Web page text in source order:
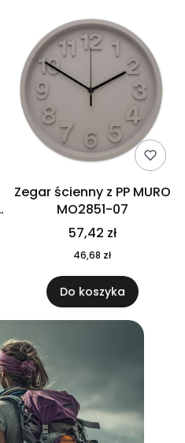
Zegar ścienny z PP MURO
MO2851-07
57,42 zł
46,68 zł
Do koszyka